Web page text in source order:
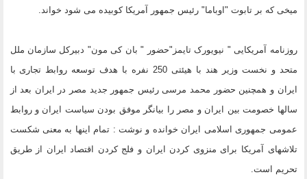
میخی که بر تابوت "اوباما" رئیس جمهور آمریکا کوبیده می شود خواند.
روزنامه آمریکایی " نیویورک تایمز"حضور " بان کی مون" دبیرکل سازمان ملل
متحد و نخست وزیر هند با هیئتی 250 نفره با هدف توسعه روابط تجاری با
ایران و همچنین حضور محمد مرسی رئیس جمهور جدید مصر در ایران بعد از
سالها خصومت بین ایران و مصر را بیانگر موفق بودن سیاست ایران و روابط
عمومی جمهوری اسلامی ایران خوانده و نوشت : تمام اینها به معنی شکست
تلاشهای آمریکا برای منزوی کردن ایران و فلج کردن اقتصاد ایران از طریق
تحریم است.